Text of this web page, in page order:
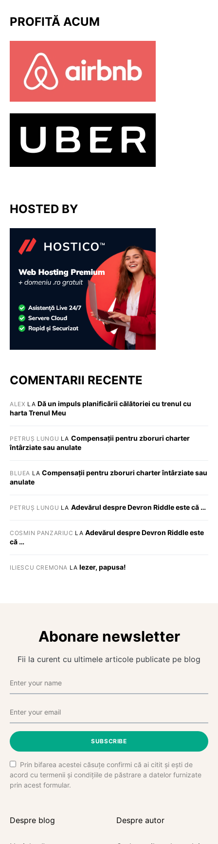
PROFITĂ ACUM
HOSTED BY
COMENTARII RECENTE
ALEX LA Dă un impuls planificării călătoriei cu trenul cu
harta Trenul Meu
PETRUȘ LUNGU LA Compensații pentru zboruri charter
întârziate sau anulate
BLUEA LACompensații pentru zboruri charter întârziate sau
anulate
PETRUȘ LUNGU LA Adevărul despre Devron Riddle este că …
COSMIN PANZARIUC LA Adevărul despre Devron Riddle este
că …
ILIESCU CREMONA LA Iezer, papusa!
Abonare newsletter
Fii la curent cu ultimele articole publicate pe blog
SUBSCRIBE
Prin bifarea acestei căsuțe confirmi că ai citit și ești de
acord cu termenii și condițiile de păstrare a datelor furnizate
prin acest formular.
Despre blog Despre autor